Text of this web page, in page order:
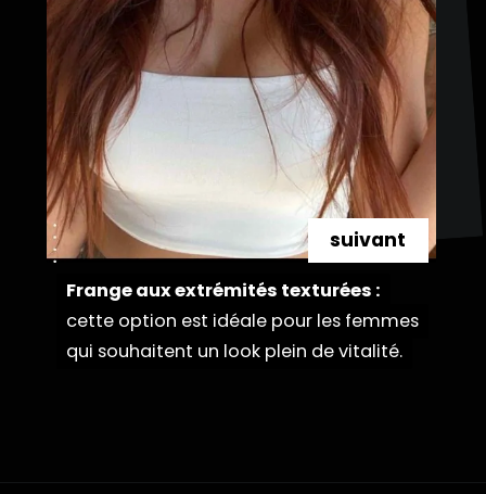
Frange aux extrémités texturées :
cette option est idéale pour les femmes
qui souhaitent un look plein de vitalité.
Frange aux extrémités texturées :
cette option est idéale pour les femmes
qui souhaitent un look plein de vitalité.
suivant